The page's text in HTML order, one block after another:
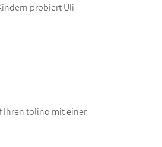
probiert Uli
Ihren tolino mit einer